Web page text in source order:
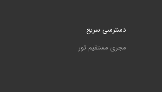
دسترسی سریع
مجری مستقیم تور